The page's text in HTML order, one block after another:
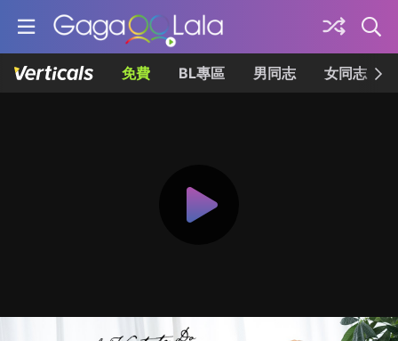
免費 BL專區 男同志 女同志